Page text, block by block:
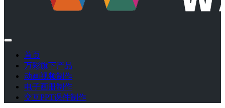
首页
万彩旗下产品
动画视频制作
电子画册制作
交互PPT课件制作